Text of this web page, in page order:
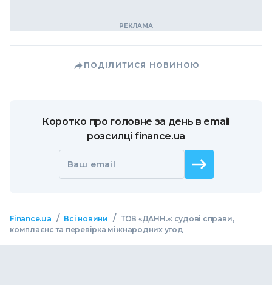
ПОДІЛИТИСЯ НОВИНОЮ
Коротко про головне за день в email
розсилці finance.ua
Ваш email
Finance.ua / Всі новини / ТОВ «ДАНН.»: судові справи,
комплаєнс та перевірка міжнародних угод